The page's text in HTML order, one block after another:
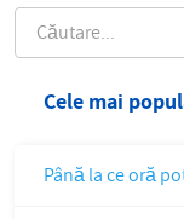
CĂUTARE
Cele mai
Până la ce oră